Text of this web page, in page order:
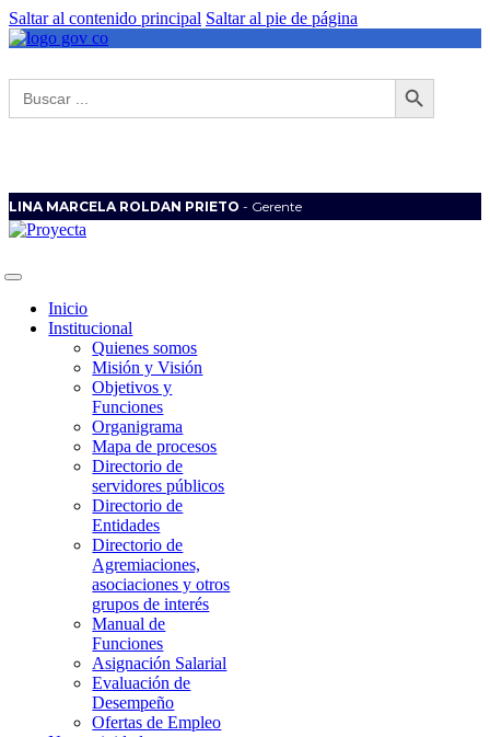
Saltar al contenido principal Saltar al pie de página
Buscar: Botón de búsqueda
LINA MARCELA ROLDAN PRIETO - Gerente
Inicio
Institucional
Quienes somos
Misión y Visión
Objetivos y
Funciones
Organigrama
Mapa de procesos
Directorio de
servidores públicos
Directorio de
Entidades
Directorio de
Agremiaciones,
asociaciones y otros
grupos de interés
Manual de
Funciones
Asignación Salarial
Evaluación de
Desempeño
Ofertas de Empleo